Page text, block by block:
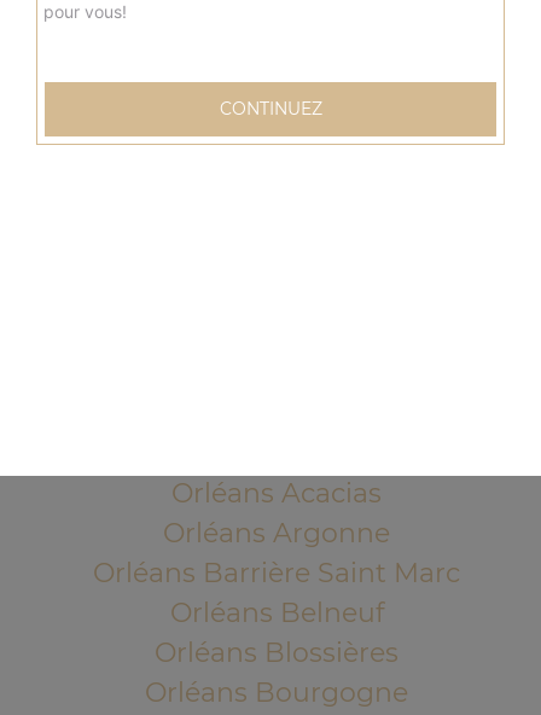
Orléans Acacias
Orléans Argonne
Orléans Barrière Saint Marc
Orléans Belneuf
Orléans Blossières
Orléans Bourgogne
pour vous!
CONTINUEZ